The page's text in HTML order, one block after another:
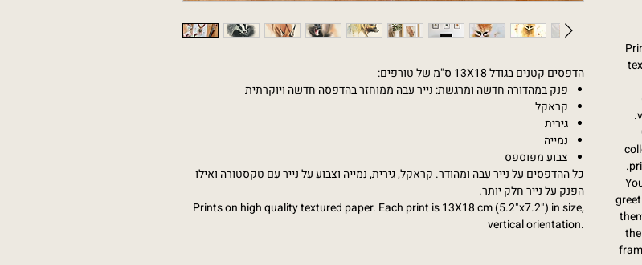
הדפסים קטנים בגודל 13X18 ס"מ של טורפים:
פנק במהדורה חדשה ומרגשת: נייר עבה ממוחזר בהדפסה חדשה ויוקרתית
קראקל
גירית
נמייה
צבוע מפוספס
כל ההדפסים על נייר עבה ומהודר. קראקל, גירית, נמייה וצבוע על נייר עם טקסטורה ואילו
הפנק על נייר חלק יותר.
Prints on high quality textured paper. Each print is 13X18 cm (5.2"x7.2") in size,
vertical orientation.